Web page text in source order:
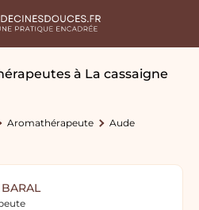
à La cassaigne
Aromathérapeute
Aude